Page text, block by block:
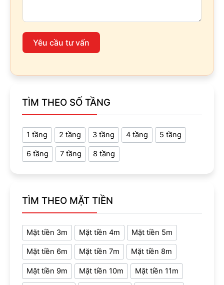
Yêu cầu tư vấn
TÌM THEO SỐ TẦNG
1 tầng 2 tầng 3 tầng 4 tầng 5 tầng
6 tầng 7 tầng 8 tầng
TÌM THEO MẶT TIỀN
Mặt tiền 3m Mặt tiền 4m Mặt tiền 5m
Mặt tiền 6m Mặt tiền 7m Mặt tiền 8m
Mặt tiền 9m Mặt tiền 10m Mặt tiền 11m